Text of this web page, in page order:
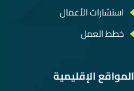
استشارات الأعمال
خطط العمل
المواقع الإقليمية